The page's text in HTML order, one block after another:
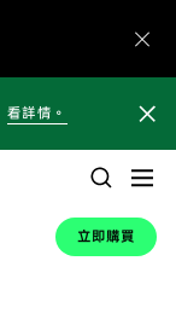
看詳情。
立即購買